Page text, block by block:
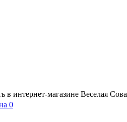
в интернет-магазине Веселая Сова
0